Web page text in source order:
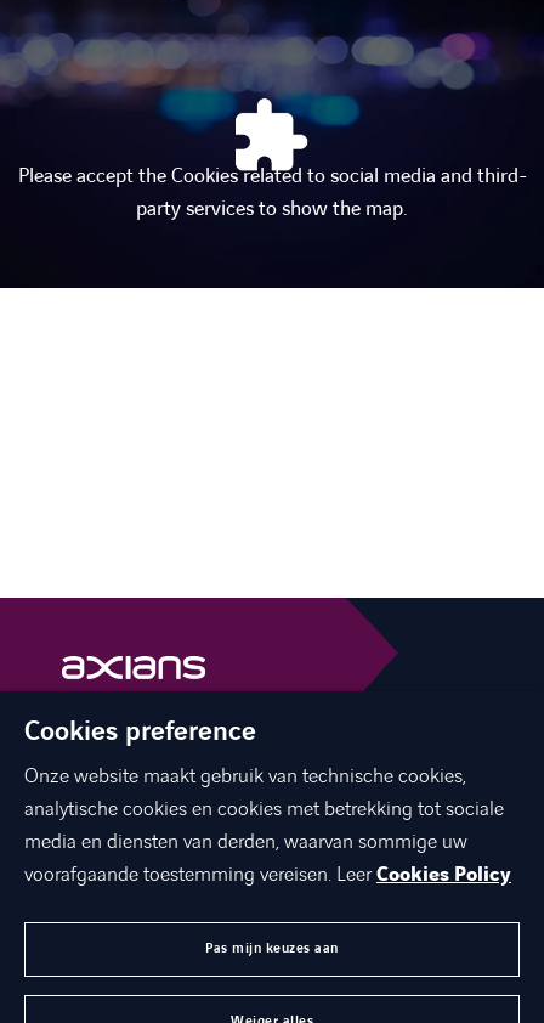
Please accept the Cookies related to social media and third-
party services to show the map.
facebooklinkedinyoutube
OVER ONS
JOBS
CONTACT
Cookies preference
Onze website maakt gebruik van technische cookies,
analytische cookies en cookies met betrekking tot sociale
media en diensten van derden, waarvan sommige uw
voorafgaande toestemming vereisen. LeerCookies Policy
Pas mijn keuzes aan